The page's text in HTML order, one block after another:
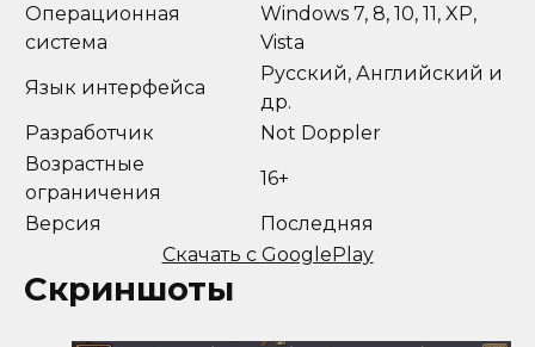
Операционная
система
Windows 7, 8, 10, 11, XP,
Vista
Язык интерфейса
Русский, Английский и
др.
Разработчик
Not Doppler
Возрастные
ограничения
16+
Версия
Последняя
Скачать с GooglePlay
Скриншоты